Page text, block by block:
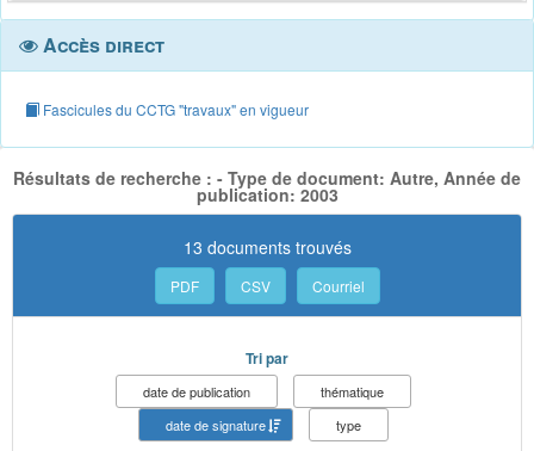
Accès direct
Fascicules du CCTG "travaux" en vigueur
Résultats de recherche : - Type de document: Autre, Année de
publication: 2003
13 documents trouvés
PDF CSV Courriel
Tri par
date de publication
thématique
date de signature
type